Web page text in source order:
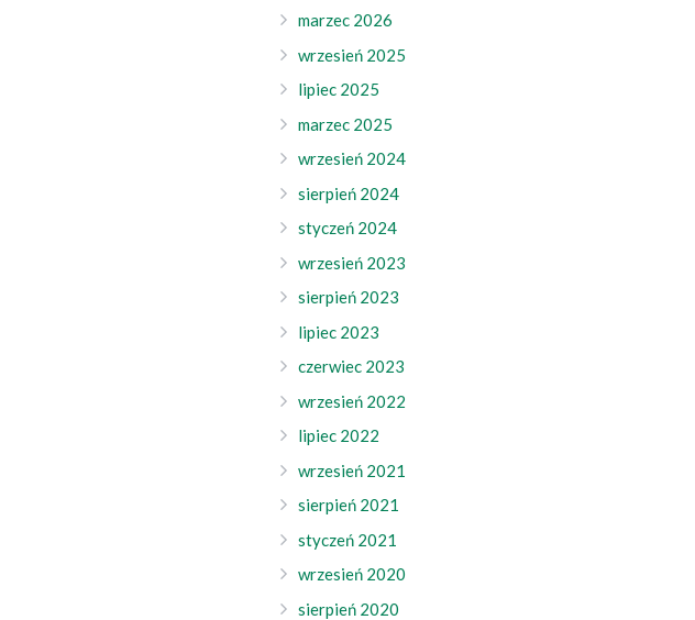
marzec 2026
wrzesień 2025
lipiec 2025
marzec 2025
wrzesień 2024
sierpień 2024
styczeń 2024
wrzesień 2023
sierpień 2023
lipiec 2023
czerwiec 2023
wrzesień 2022
lipiec 2022
wrzesień 2021
sierpień 2021
styczeń 2021
wrzesień 2020
sierpień 2020